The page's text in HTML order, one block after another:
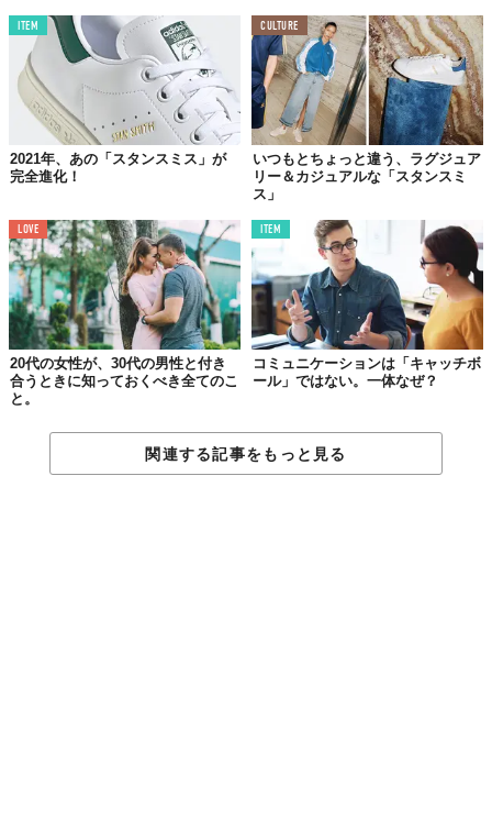
ITEM
2021年、あの「スタンスミス」が
完全進化！
CULTURE
いつもとちょっと違う、ラグジュア
リー＆カジュアルな「スタンスミ
ス」
LOVE
20代の女性が、30代の男性と付き
合うときに知っておくべき全てのこ
と。
ITEM
コミュニケーションは「キャッチボ
ール」ではない。一体なぜ？
関連する記事をもっと見る